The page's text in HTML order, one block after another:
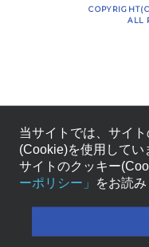
ALL
当サイトでは、サイ
(Cookie)を使用してい
サイトのクッキー
ーポリシー」
をお読み